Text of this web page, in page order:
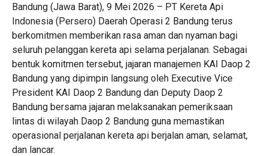
Bandung (Jawa Barat), 9 Mei 2026 – PT Kereta Api
Indonesia (Persero) Daerah Operasi 2 Bandung terus
berkomitmen memberikan rasa aman dan nyaman bagi
seluruh pelanggan kereta api selama perjalanan. Sebagai
bentuk komitmen tersebut, jajaran manajemen KAI Daop 2
Bandung yang dipimpin langsung oleh Executive Vice
President KAI Daop 2 Bandung dan Deputy Daop 2
Bandung bersama jajaran melaksanakan pemeriksaan
lintas di wilayah Daop 2 Bandung guna memastikan
operasional perjalanan kereta api berjalan aman, selamat,
dan lancar.